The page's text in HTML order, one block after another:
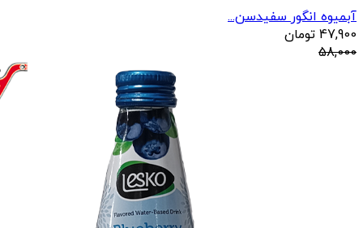
آبمیوه انگور سفیدسن...
47,900 تومان
58,000